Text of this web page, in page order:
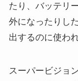
たり、バッテリ
外になったりし
出するのに使わ
スーパービジョ